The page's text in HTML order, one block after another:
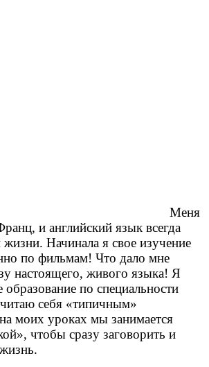
Меня
и английский язык всегда
Начинала я свое изучение
по фильмам! Что дало мне
настоящего, живого языка! Я
по специальности
себя «типичным»
моих уроках мы занимается
чтобы сразу заговорить и